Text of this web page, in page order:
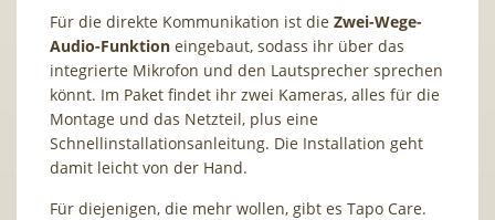
Für die direkte Kommunikation ist die Zwei-Wege-
Audio-Funktion eingebaut, sodass ihr über das
integrierte Mikrofon und den Lautsprecher sprechen
könnt. Im Paket findet ihr zwei Kameras, alles für die
Montage und das Netzteil, plus eine
Schnellinstallationsanleitung. Die Installation geht
damit leicht von der Hand.
Für diejenigen, die mehr wollen, gibt es Tapo Care.